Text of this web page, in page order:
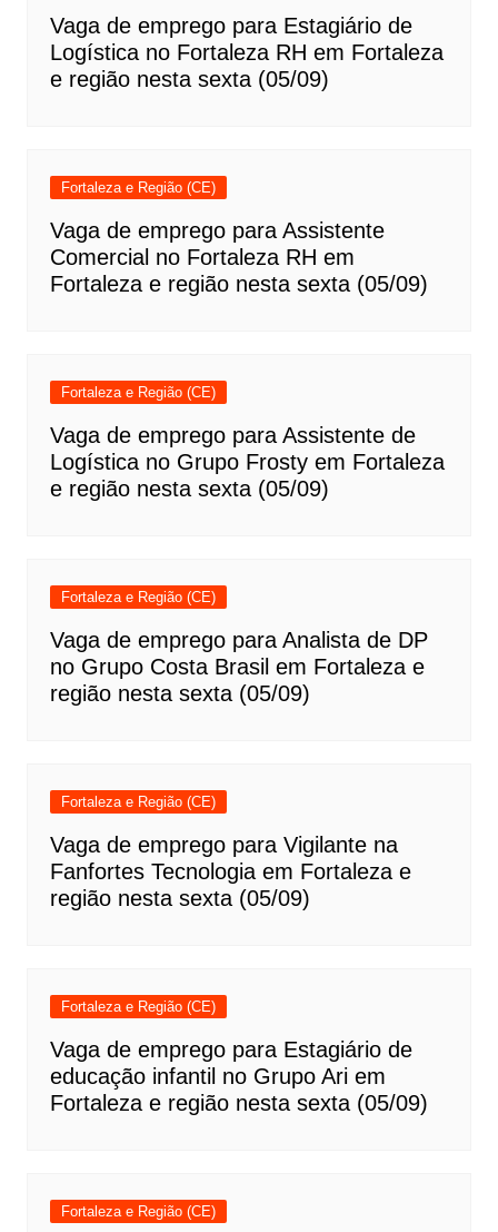
Vaga de emprego para Estagiário de
Logística no Fortaleza RH em Fortaleza
e região nesta sexta (05/09)
Fortaleza e Região (CE)
Vaga de emprego para Assistente
Comercial no Fortaleza RH em
Fortaleza e região nesta sexta (05/09)
Fortaleza e Região (CE)
Vaga de emprego para Assistente de
Logística no Grupo Frosty em Fortaleza
e região nesta sexta (05/09)
Fortaleza e Região (CE)
Vaga de emprego para Analista de DP
no Grupo Costa Brasil em Fortaleza e
região nesta sexta (05/09)
Fortaleza e Região (CE)
Vaga de emprego para Vigilante na
Fanfortes Tecnologia em Fortaleza e
região nesta sexta (05/09)
Fortaleza e Região (CE)
Vaga de emprego para Estagiário de
educação infantil no Grupo Ari em
Fortaleza e região nesta sexta (05/09)
Fortaleza e Região (CE)